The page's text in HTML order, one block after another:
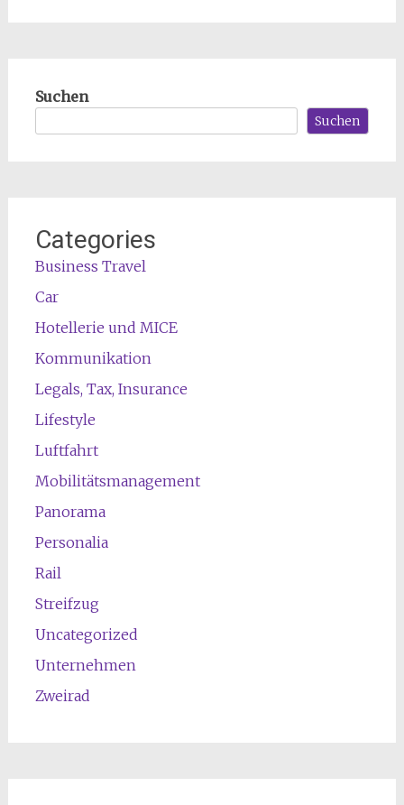
Suchen
Suchen
Categories
Business Travel
Car
Hotellerie und MICE
Kommunikation
Legals, Tax, Insurance
Lifestyle
Luftfahrt
Mobilitätsmanagement
Panorama
Personalia
Rail
Streifzug
Uncategorized
Unternehmen
Zweirad